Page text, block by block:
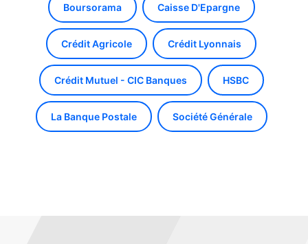
Boursorama Caisse D'Epargne
Crédit Agricole Crédit Lyonnais
Crédit Mutuel - CIC Banques HSBC
La Banque Postale Société Générale